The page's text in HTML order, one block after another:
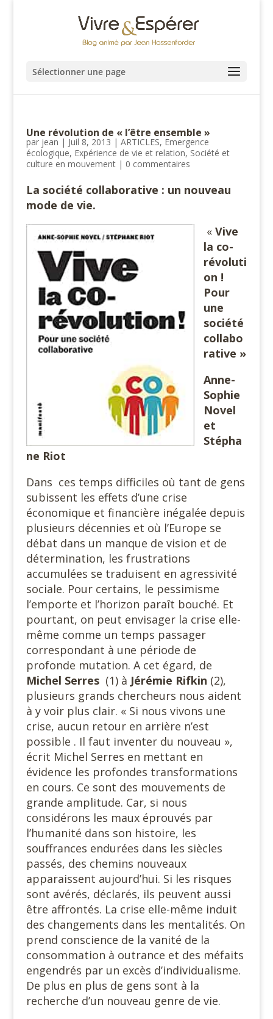
Sélectionner une page
Une révolution de « l’être ensemble »
par jean | Juil 8, 2013 | ARTICLES, Emergence
écologique, Expérience de vie et relation, Société et
culture en mouvement| 0 commentaires
La société collaborative : un nouveau
mode de vie.
« Vive
la co-
révoluti
on !
Pour
une
société
collabo
rative »
Anne-
Sophie
Novel
et
Stépha
ne Riot
Dans ces temps difficiles où tant de gens
subissent les effets d’une crise
économique et financière inégalée depuis
plusieurs décennies et où l’Europe se
débat dans un manque de vision et de
détermination, les frustrations
accumulées se traduisent en agressivité
sociale. Pour certains, le pessimisme
l’emporte et l’horizon paraît bouché. Et
pourtant, on peut envisager la crise elle-
même comme un temps passager
correspondant à une période de
profonde mutation. A cet égard, de
Michel Serres (1) à Jérémie Rifkin (2),
plusieurs grands chercheurs nous aident
à y voir plus clair. « Si nous vivons une
crise, aucun retour en arrière n’est
possible . Il faut inventer du nouveau »,
écrit Michel Serres en mettant en
évidence les profondes transformations
en cours. Ce sont des mouvements de
grande amplitude. Car, si nous
considérons les maux éprouvés par
l’humanité dans son histoire, les
souffrances endurées dans les siècles
passés, des chemins nouveaux
apparaissent aujourd’hui. Si les risques
sont avérés, déclarés, ils peuvent aussi
être affrontés. La crise elle-même induit
des changements dans les mentalités. On
prend conscience de la vanité de la
consommation à outrance et des méfaits
engendrés par un excès d’individualisme.
De plus en plus de gens sont à la
recherche d’un nouveau genre de vie.